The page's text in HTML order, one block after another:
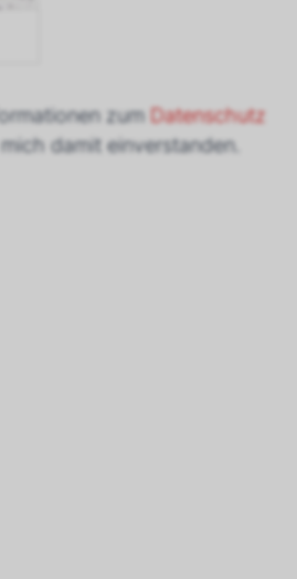
zum Datenschutz
damit einverstanden.